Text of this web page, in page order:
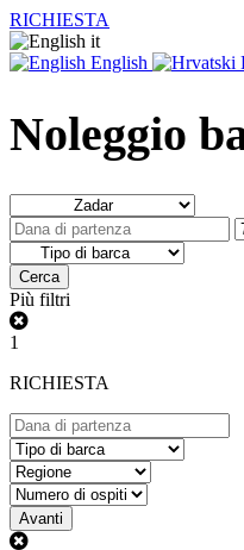
RICHIESTA
it
English
Noleggio
Cerca
Più filtri
1
RICHIESTA
Avanti